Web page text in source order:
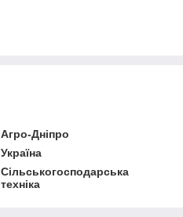
Агро-Дніпро
Україна
Сільськогосподарська
техніка